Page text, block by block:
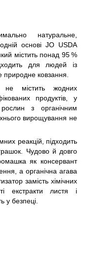
натуральне,
основі JO USDA
містить понад 95 %
для людей із
природне ковзання.
не містить жодних
продуктів, у
рослин з органічним
вирощування не
реакцій, підходить
Чудово й довго
як консервант
а органічна агава
замість хімічних
екстракти листя і
у безпеці.